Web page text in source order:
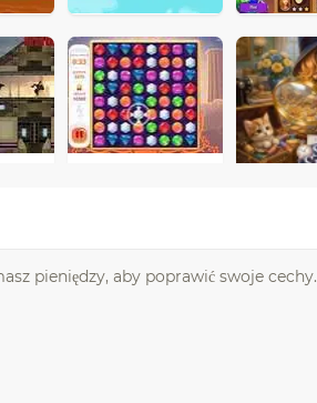
pieniędzy, aby poprawić swoje cechy.